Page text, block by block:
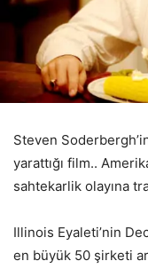
Steven
yarattığı film..
sahtekarlik olayına
Illinois Eyaleti’nin
en büyük 50 şirketi